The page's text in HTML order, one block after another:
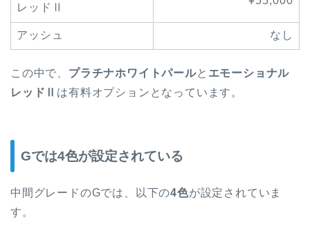
レッドⅡ
アッシュ なし
この中で、 プラチナホワイトパールと エモーショナル
レッドⅡ は有料オプションとなっています。
Gでは4色が設定されている
中間グレードのGでは、以下の4色が設定されていま
す。